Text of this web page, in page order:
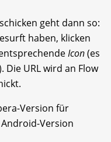
geht dann so:
haben, klicken
Icon(es
Die URL wird an Flow
Version für
Version